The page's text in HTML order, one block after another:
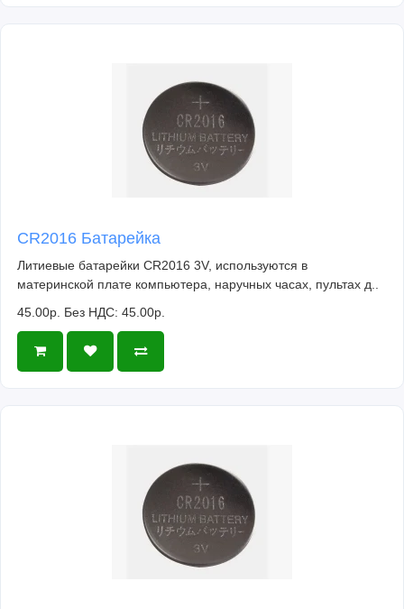
CR2016 Батарейка
Литиевые батарейки CR2016 3V, используются в
материнской плате компьютера, наручных часах, пультах д..
45.00р. Без НДС: 45.00р.